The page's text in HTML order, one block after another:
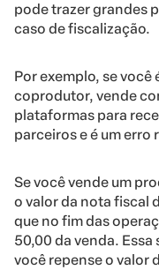
pode trazer grandes
caso de fiscalização.
Por exemplo, se você
coprodutor, vende
plataformas para
parceiros e é um erro
Se você vende um
o valor da nota fiscal
que no fim das
50,00 da venda.
você repense o valor